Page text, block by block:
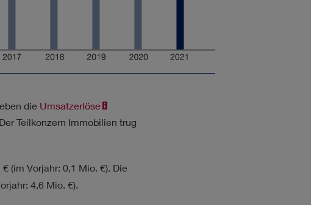
die Umsatzerlöse
Teilkonzern Immobilien trug
€(im Vorjahr: 0,1 Mio. €). Die
4,6 Mio. €).